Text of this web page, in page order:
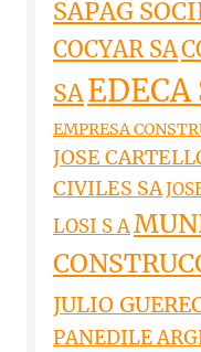
SAPAG
COCYAR SA
SAEDECA
EMPRESA
JOSE
CIVILES SA
LOSI S A
JULIO
PANEDILE